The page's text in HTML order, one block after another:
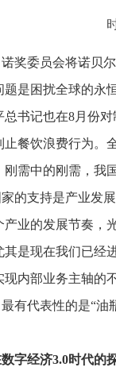
诺奖委员会将诺贝
题是困扰全球的永
总书记也在8月份
止餐饮浪费行为。
刚需中的刚需，我
的支持是产业发
产业的发展节奏，
其是现在我们已经
内部业务主轴的
有代表性的是“
字经济3.0时代的